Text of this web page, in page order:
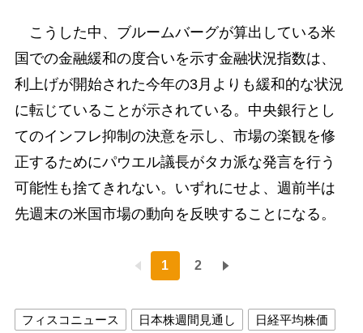
こうした中、ブルームバーグが算出している米
国での金融緩和の度合いを示す金融状況指数は、
利上げが開始された今年の3月よりも緩和的な状況
に転じていることが示されている。中央銀行とし
てのインフレ抑制の決意を示し、市場の楽観を修
正するためにパウエル議長がタカ派な発言を行う
可能性も捨てきれない。いずれにせよ、週前半は
先週末の米国市場の動向を反映することになる。
1 2
フィスコニュース 日本株週間見通し 日経平均株価